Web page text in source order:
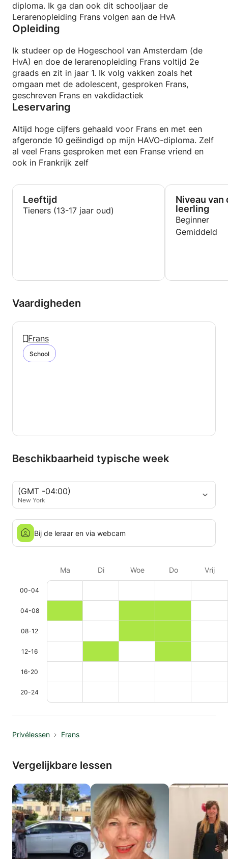
diploma. Ik ga dan ook dit schooljaar de
Lerarenopleiding Frans volgen aan de HvA
Opleiding
Ik studeer op de Hogeschool van Amsterdam (de
HvA) en doe de lerarenopleiding Frans voltijd 2e
graads en zit in jaar 1. Ik volg vakken zoals het
omgaan met de adolescent, gesproken Frans,
geschreven Frans en vakdidactiek
Leservaring
Altijd hoge cijfers gehaald voor Frans en met een
afgeronde 10 geëindigd op mijn HAVO-diploma. Zelf
al veel Frans gesproken met een Franse vriend en
ook in Frankrijk zelf
Leeftijd
Tieners (13-17 jaar oud)
Niveau van
leerling
Beginner
Gemiddeld
Vaardigheden
Frans
School
Beschikbaarheid typische week
(GMT -04:00)
New York
Bij de leraar en via webcam
Ma Di Woe Do Vrij
00-04
04-08
08-12
12-16
16-20
20-24
Privélessen Frans
Vergelijkbare lessen